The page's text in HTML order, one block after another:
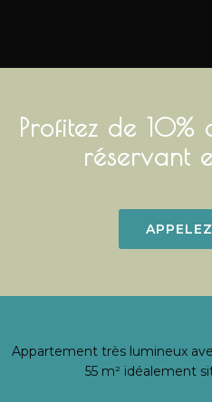
Profitez de
réservant
Appartement très lumineux
55 m² idéalement